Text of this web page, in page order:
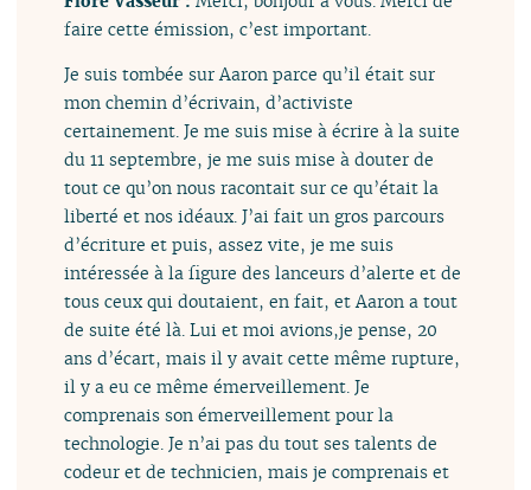
faire cette émission, c’est important.
Je suis tombée sur Aaron parce qu’il était sur
mon chemin d’écrivain, d’activiste
certainement. Je me suis mise à écrire à la suite
du 11 septembre, je me suis mise à douter de
tout ce qu’on nous racontait sur ce qu’était la
liberté et nos idéaux. J’ai fait un gros parcours
d’écriture et puis, assez vite, je me suis
intéressée à la figure des lanceurs d’alerte et de
tous ceux qui doutaient, en fait, et Aaron a tout
de suite été là. Lui et moi avions,je pense, 20
ans d’écart, mais il y avait cette même rupture,
il y a eu ce même émerveillement. Je
comprenais son émerveillement pour la
technologie. Je n’ai pas du tout ses talents de
codeur et de technicien, mais je comprenais et